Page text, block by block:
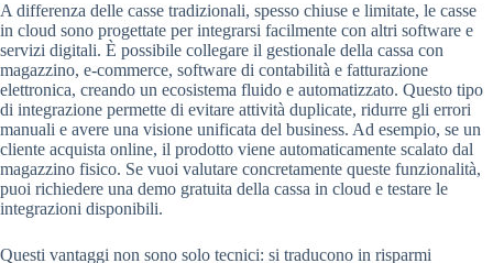
A differenza delle casse tradizionali, spesso chiuse e limitate, le casse
in cloud sono progettate per integrarsi facilmente con altri software e
servizi digitali. È possibile collegare il gestionale della cassa con
magazzino, e-commerce, software di contabilità e fatturazione
elettronica, creando un ecosistema fluido e automatizzato. Questo tipo
di integrazione permette di evitare attività duplicate, ridurre gli errori
manuali e avere una visione unificata del business. Ad esempio, se un
cliente acquista online, il prodotto viene automaticamente scalato dal
magazzino fisico. Se vuoi valutare concretamente queste funzionalità,
puoi richiedere una demo gratuita della cassa in cloud e testare le
integrazioni disponibili.
Questi vantaggi non sono solo tecnici: si traducono in risparmi